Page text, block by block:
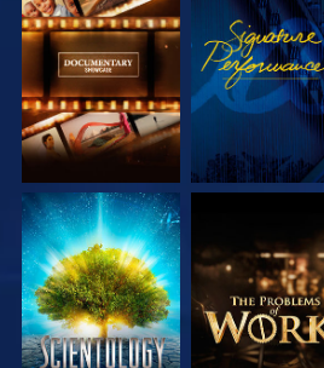
DÉCOUVRIR LES
SÉRIES
REGARDER
DÉCOUVRIR LES
SÉRIES
DÉCOUVRIR LES
SÉRIES